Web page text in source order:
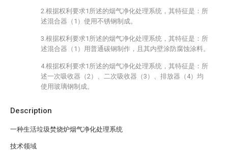
Description
一种生活垃圾焚烧炉烟气净化处理系统
技术领域
2.根据权利要求1所述的烟气净化处理系统，其特征是：所
述混合器（1）使用不锈钢制成。
3.根据权利要求1所述的烟气净化处理系统，其特征是：所
述混合器（1）用普通碳钢制作，且其内壁涂防腐蚀涂料。
4.根据权利要求1所述的烟气净化处理系统，其特征是：所
述一次吸收器（2）、二次吸收器（3）、排放器（4）均
使用玻璃钢制成。